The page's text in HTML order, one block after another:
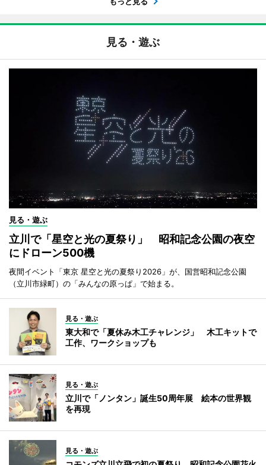
見る・遊ぶ
見る・遊ぶ
立川で「星空と光の夏祭り」 昭和記念公園の夜空
にドローン500機
夜間イベント「東京 星空と光の夏祭り2026」が、国営昭和記念公園
（立川市緑町）の「みんなの原っぱ」で始まる。
見る・遊ぶ
東大和で「夏休み木工チャレンジ」 木工キットで
工作、ワークショップも
見る・遊ぶ
立川で「ノンタン」誕生50周年展 絵本の世界観
を再現
見る・遊ぶ